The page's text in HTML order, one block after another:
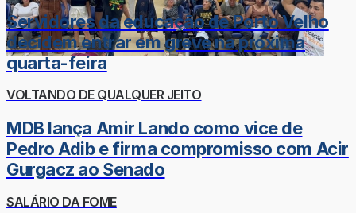
Servidores da educação de Porto Velho
decidem entrar em greve na próxima
quarta-feira
VOLTANDO DE QUALQUER JEITO
MDB lança Amir Lando como vice de
Pedro Adib e firma compromisso com Acir
Gurgacz ao Senado
SALÁRIO DA FOME